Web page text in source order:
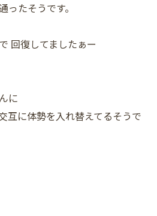
ったそうです。
回復してましたぁー
に
互に体勢を入れ替えてるそうで